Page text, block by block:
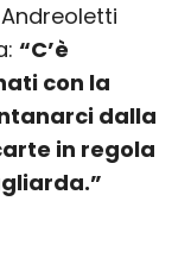
“C’è
con la
dalla
in regola